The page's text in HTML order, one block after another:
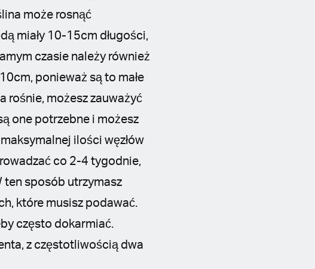
może rosnąć
miały 10-15cm długości,
czasie należy również
ponieważ są to małe
rośnie, możesz zauważyć
one potrzebne i możesz
ilości węzłów
co 2-4 tygodnie,
ten sposób utrzymasz
które musisz podawać.
często dokarmiać.
z częstotliwością dwa